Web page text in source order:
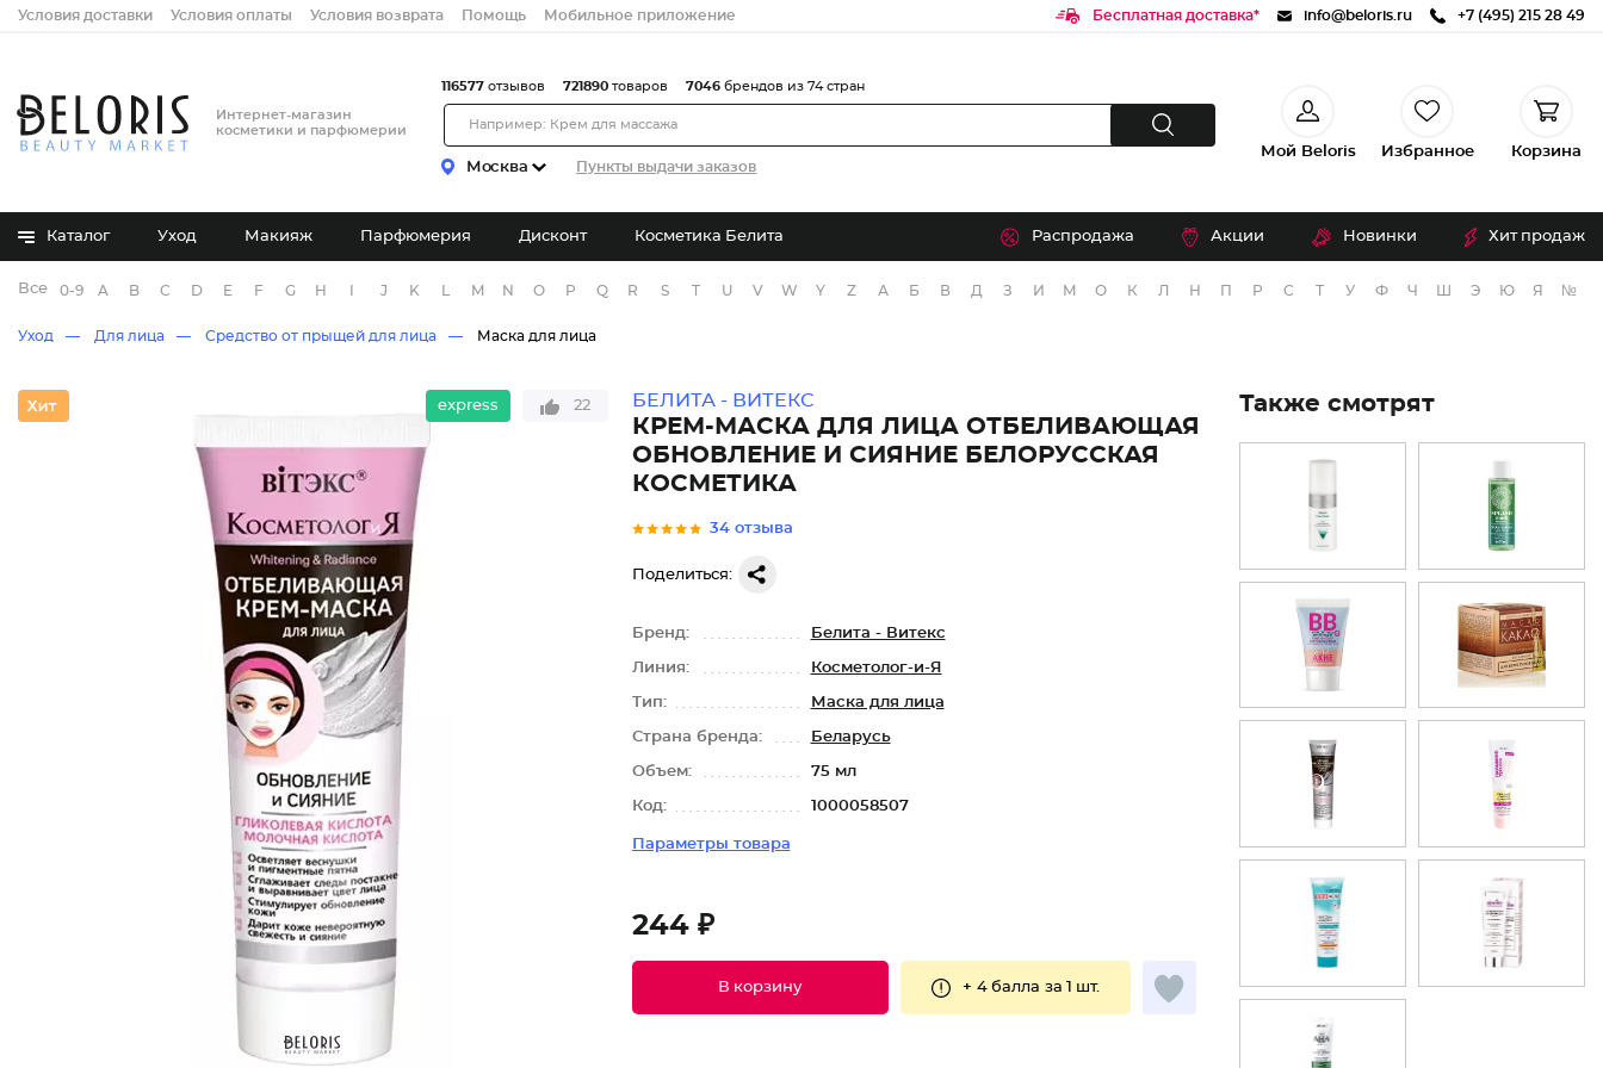
Условия доставки Условия оплаты Условия возврата Помощь Мобильное приложение Бесплатная доставка* info@beloris.ru +7 (495) 215 28 49
Интернет-магазин
косметики и парфюмерии
Москва Пункты выдачи заказов
116577 отзывов 721890 товаров 7046 брендов из 74 стран
Мой Beloris Избранное Корзина
Каталог Уход Макияж Парфюмерия Дисконт Косметика Белита Распродажа Акции Новинки Хит продаж
Все бренды
0-9 A B C D E F G H J K M N O P Q R S T U V W Y Z А Б В Д З И М О К Л Н П Р С Т У Ф Ч Э Ю Я №
Уход Для лица Средство от прыщей для лица Маска для лица
express 22 БЕЛИТА - ВИТЕКС
КРЕМ-МАСКА ДЛЯ ЛИЦА ОТБЕЛИВАЮЩАЯ
ОБНОВЛЕНИЕ И СИЯНИЕ БЕЛОРУССКАЯ
КОСМЕТИКА
34 отзыва
Поделиться:
Бренд: Белита - Витекс
Линия: Косметолог-и-Я
Тип: Маска для лица
Страна бренда: Беларусь
Объем: 75 мл
Код: 1000058507
Параметры товара
244 ₽
В корзину + 4 балла за 1 шт.
Также смотрят